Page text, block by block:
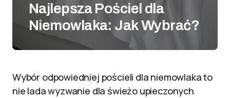
Najlepsza Pościel dla
Niemowlaka: Jak Wybrać?
Wybór odpowiedniej pościeli dla niemowlaka to
nie lada wyzwanie dla świeżo upieczonych